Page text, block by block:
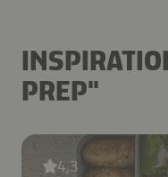
PREP"
4,3